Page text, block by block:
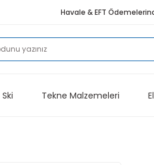
Havale & EFT
Tekne Malzemeleri